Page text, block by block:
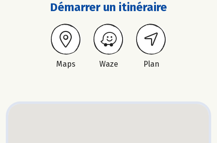
Démarrer un itinéraire
Maps Waze Plan